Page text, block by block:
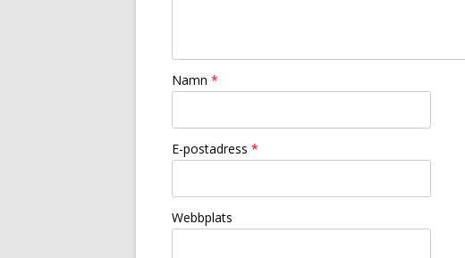
Namn *
E-postadress *
Webbplats